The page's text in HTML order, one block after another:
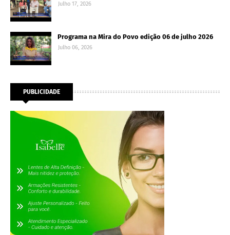
Julho 17, 2026
Programa na Mira do Povo edição 06 de julho 2026
Julho 06, 2026
PUBLICIDADE